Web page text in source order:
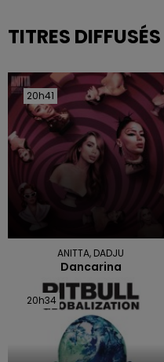
TITRES DIFFUSÉS
20h41
20h41
ANITTA, DADJU
Dancarina
20h34
20h34